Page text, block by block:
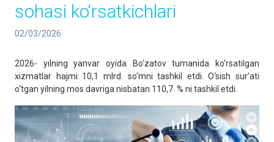
sohasi ko‘rsatkichlari
02/03/2026
2026- yilning yanvar oyida Bo‘zatov tumanida ko‘rsatilgan
xizmatlar hajmi 10,1 mlrd. so‘mni tashkil etdi. O‘sish sur’ati
o‘tgan yilning mos davriga nisbatan 110,7 % ni tashkil etdi.